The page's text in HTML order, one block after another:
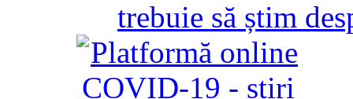
trebuie să știm